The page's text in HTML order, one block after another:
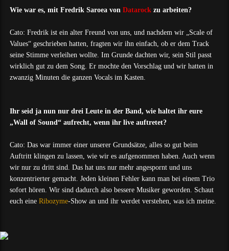
Wie war es, mit Fredrik Saroea von Datarock zu arbeiten?
Cato: Fredrik ist ein alter Freund von uns, und nachdem wir „Scale of
Values“ geschrieben hatten, fragten wir ihn einfach, ob er dem Track
seine Stimme verleihen wollte. Im Grunde dachten wir, sein Stil passt
wirklich gut zu dem Song. Er mochte den Vorschlag und wir hatten in
zwanzig Minuten die ganzen Vocals im Kasten.
Ihr seid ja nun nur drei Leute in der Band, wie haltet ihr eure
„Wall of Sound“ aufrecht, wenn ihr live auftretet?
Cato: Das war immer einer unserer Grundsätze, alles so gut beim
Auftritt klingen zu lassen, wie wir es aufgenommen haben. Auch wenn
wir nur zu dritt sind. Das hat uns nur mehr angespornt und uns
konzentrierter gemacht. Jeden kleinen Fehler kann man bei einem Trio
sofort hören. Wir sind dadurch also bessere Musiker geworden. Schaut
euch eine Ribozyme-Show an und ihr werdet verstehen, was ich meine.